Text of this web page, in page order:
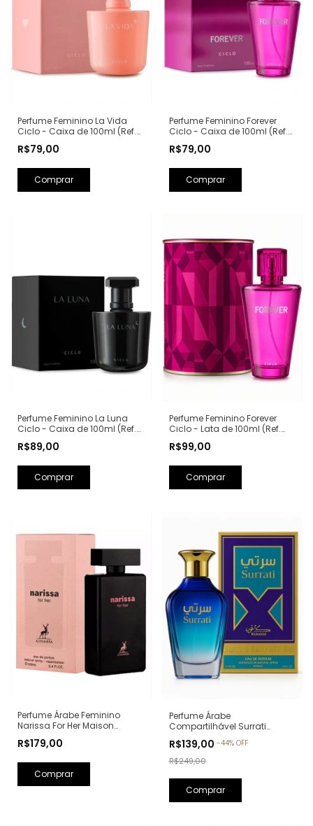
Perfume Feminino La Vida
Ciclo - Caixa de 100ml (Ref.
Lancôme)
R$79,00
Perfume Feminino Forever
Ciclo - Caixa de 100ml (Ref.
Spears)
R$79,00
Perfume Feminino La Luna
Ciclo - Caixa de 100ml (Ref.
Lancôme)
R$89,00
Perfume Feminino Forever
Ciclo - Lata de 100ml (Ref.
Spears)
R$99,00
Perfume Árabe Feminino
Narissa For Her Maison
100ml (Ref. Olfativa: Narciso
R$179,00
Perfume Árabe
Compartilhável Surrati
Parfum - 100ml (Ref. Olfativa:
Erba Pura Xerjoff)
R$139,00 -44% OFF
R$249,00